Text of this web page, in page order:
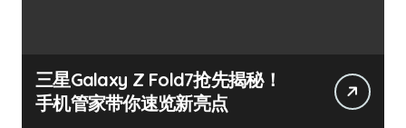
三星Galaxy Z Fold7抢先揭秘！
手机管家带你速览新亮点